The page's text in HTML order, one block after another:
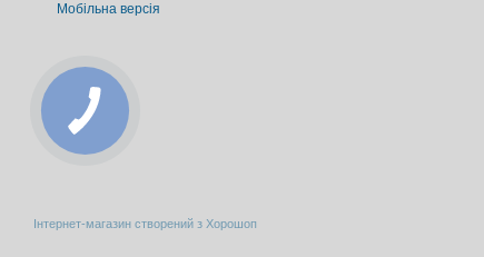
Мобільна версія
Інтернет-магазин створений з Хорошоп